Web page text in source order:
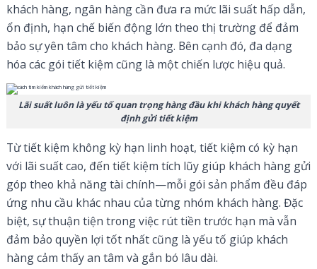
khách hàng, ngân hàng cần đưa ra mức lãi suất hấp dẫn,
ổn định, hạn chế biến động lớn theo thị trường để đảm
bảo sự yên tâm cho khách hàng. Bên cạnh đó, đa dạng
hóa các gói tiết kiệm cũng là một chiến lược hiệu quả.
Lãi suất luôn là yếu tố quan trọng hàng đầu khi khách hàng quyết
định gửi tiết kiệm
Từ tiết kiệm không kỳ hạn linh hoạt, tiết kiệm có kỳ hạn
với lãi suất cao, đến tiết kiệm tích lũy giúp khách hàng gửi
góp theo khả năng tài chính—mỗi gói sản phẩm đều đáp
ứng nhu cầu khác nhau của từng nhóm khách hàng. Đặc
biệt, sự thuận tiện trong việc rút tiền trước hạn mà vẫn
đảm bảo quyền lợi tốt nhất cũng là yếu tố giúp khách
hàng cảm thấy an tâm và gắn bó lâu dài.